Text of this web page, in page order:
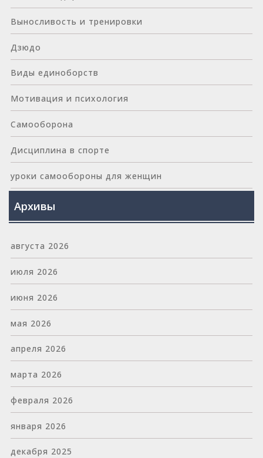
Выносливость и тренировки
Дзюдо
Виды единоборств
Мотивация и психология
Самооборона
Дисциплина в спорте
уроки самообороны для женщин
Архивы
августа 2026
июля 2026
июня 2026
мая 2026
апреля 2026
марта 2026
февраля 2026
января 2026
декабря 2025